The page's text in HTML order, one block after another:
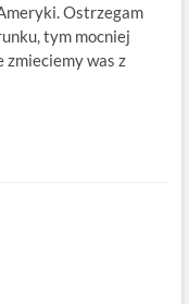
Ostrzegam
tym mocniej
zmieciemy was z